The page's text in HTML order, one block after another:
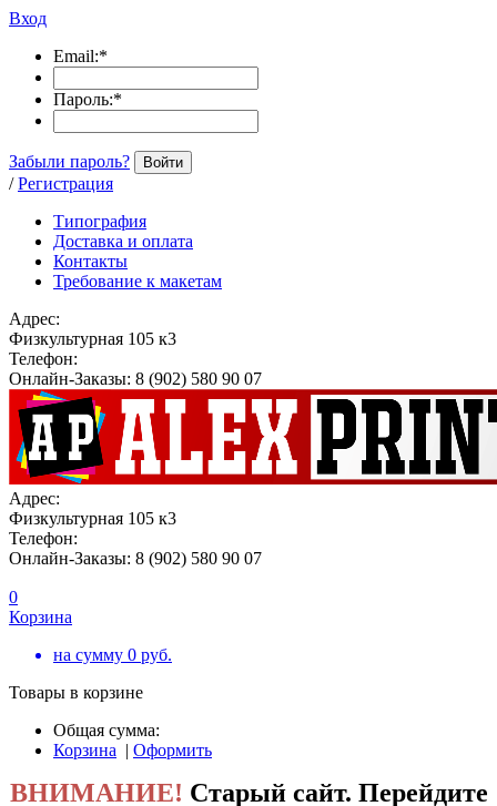
Вход
Email:*
Пароль:*
Забыли пароль? Войти
/ Регистрация
Типография
Доставка и оплата
Контакты
Требование к макетам
Адрес:
Физкультурная 105 к3
Телефон:
Онлайн-Заказы: 8 (902) 580 90 07
Адрес:
Физкультурная 105 к3
Телефон:
Онлайн-Заказы: 8 (902) 580 90 07
0
Корзина
на сумму 0 руб.
Товары в корзине
Общая сумма:
Корзина | Оформить
ВНИМАНИЕ! Старый сайт. Перейдите